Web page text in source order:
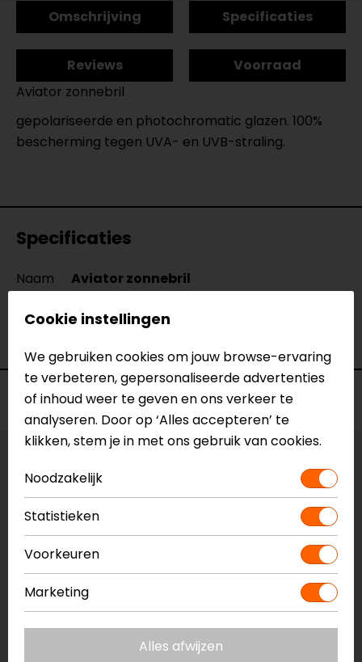
Omschrijving Specificaties
Reviews
Voorraad
Aviator zonnebril
gepolariseerde en photochromatic glazen. 100%
bescherming tegen UVA- en UVB-straling.
Specificaties
Naam
Aviator zonnebril
Merk
John Doe
Voorraad
Vestiging Apeldoorn
Niet op voorraad
Vestiging Breda
Niet op voorraad
Vestiging Capelle a/d IJssel
Niet op voorraad
Vestiging Eindhoven
Cookie instellingen
We gebruiken cookies om jouw browse-ervaring
te verbeteren, gepersonaliseerde advertenties
of inhoud weer te geven en ons verkeer te
analyseren. Door op ‘Alles accepteren’ te
klikken, stem je in met ons gebruik van cookies.
Noodzakelijk
Statistieken
Voorkeuren
Marketing
Alles afwijzen